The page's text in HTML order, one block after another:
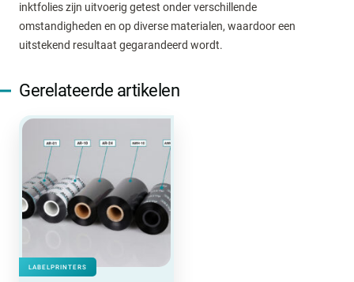
inktfolies zijn uitvoerig getest onder verschillende
omstandigheden en op diverse materialen, waardoor een
uitstekend resultaat gegarandeerd wordt.
Gerelateerde artikelen
LABELPRINTERS